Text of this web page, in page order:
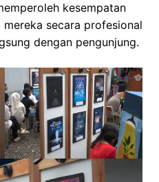
kesempatan
secara profesional
dengan pengunjung.